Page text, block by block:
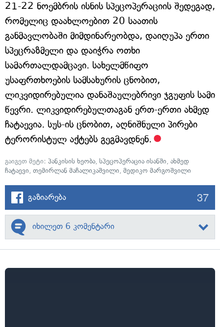
21-22 ნოემბრის ისნის სპეცოპერაციის შედეგად,
რომელიც დაახლოებით 20 საათის
განმავლობაში მიმდინარეობდა, დაიღუპა ერთი
სპეცრაზმელი და დაიჭრა ოთხი
სამართალდამცავი. სახელმწიფო
უსაფრთხოების სამსახურის ცნობით,
ლიკვიდირებულია დანაშაულებრივი ჯგუფის სამი
წევრი. ლიკვიდირებულთაგან ერთ-ერთი ახმედ
ჩატაევია. სუს-ის ცნობით, აღნიშნული პირები
ტერორისტულ აქტებს გეგმავდნენ.
გაიგეთ მეტი: პანკისის ხეობა, სპეცოპერაცია ისანში, ახმედ
ჩატაევი, თემირლან მაჩალიკაშვილი, მედიკო მარგოშვილი
გაზიარება 37
იხილეთ 6 კომენტარი